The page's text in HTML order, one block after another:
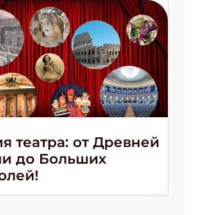
театра: от Древней
до Больших